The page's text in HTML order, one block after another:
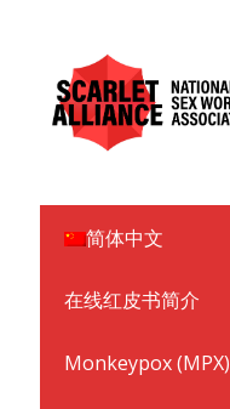
简体中文
在线红皮书简介
Monkeypox (MPX)